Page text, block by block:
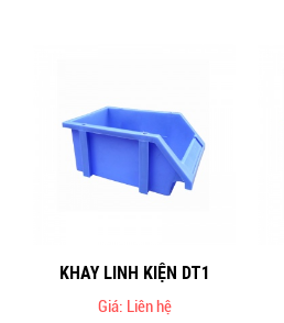
KHAY LINH KIỆN DT1
Giá: Liên hệ